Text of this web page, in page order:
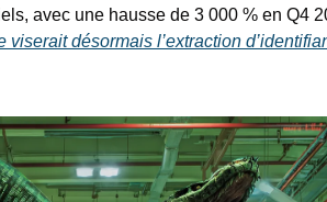
désormais l’extraction